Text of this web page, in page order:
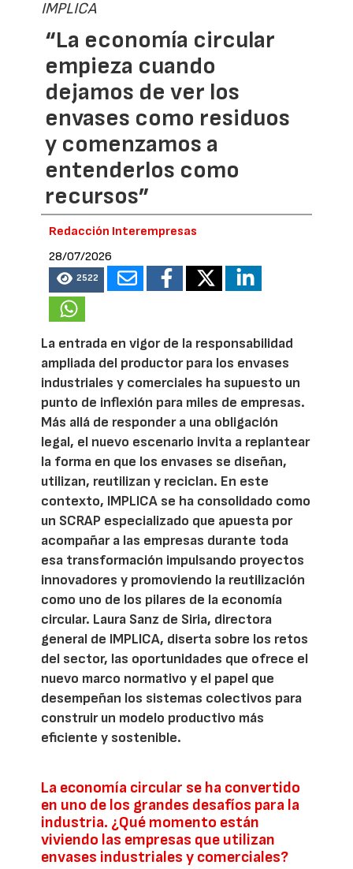
IMPLICA
“La economía circular
empieza cuando
dejamos de ver los
envases como residuos
y comenzamos a
entenderlos como
recursos”
Redacción Interempresas
28/07/2026
2522
La entrada en vigor de la responsabilidad
ampliada del productor para los envases
industriales y comerciales ha supuesto un
punto de inflexión para miles de empresas.
Más allá de responder a una obligación
legal, el nuevo escenario invita a replantear
la forma en que los envases se diseñan,
utilizan, reutilizan y reciclan. En este
contexto, IMPLICA se ha consolidado como
un SCRAP especializado que apuesta por
acompañar a las empresas durante toda
esa transformación impulsando proyectos
innovadores y promoviendo la reutilización
como uno de los pilares de la economía
circular. Laura Sanz de Siria, directora
general de IMPLICA, diserta sobre los retos
del sector, las oportunidades que ofrece el
nuevo marco normativo y el papel que
desempeñan los sistemas colectivos para
construir un modelo productivo más
eficiente y sostenible.
La economía circular se ha convertido
en uno de los grandes desafíos para la
industria. ¿Qué momento están
viviendo las empresas que utilizan
envases industriales y comerciales?